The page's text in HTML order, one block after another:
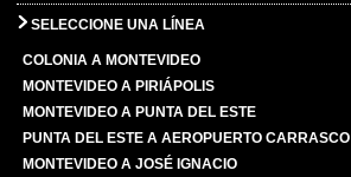
SELECCIONE UNA LÍNEA
COLONIA A MONTEVIDEO
MONTEVIDEO A PIRIÁPOLIS
MONTEVIDEO A PUNTA DEL ESTE
PUNTA DEL ESTE A AEROPUERTO CARRASCO
MONTEVIDEO A JOSÉ IGNACIO